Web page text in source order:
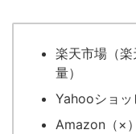
楽天市場（
量）
Yahooショッ
Amazon（×）